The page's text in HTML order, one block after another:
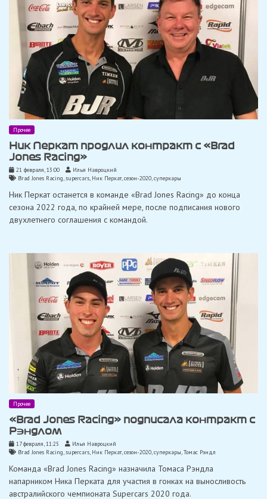
Прочее
Ник Перкат продлил контракт с «Brad
Jones Racing»
21 февраля, 13:00
Илья Навроцкий
Brad Jones Racing,supercars, Ник Перкат,сезон-2020,суперкары
Ник Перкат останется в команде «Brad Jones Racing» до конца
сезона 2022 года, по крайней мере, после подписания нового
двухлетнего соглашения с командой.
Прочее
«Brad Jones Racing» подписала контракт с
Рэндлом
17 февраля, 11:25
Илья Навроцкий
Brad Jones Racing,supercars, Ник Перкат,сезон-2020,суперкары,Томас Рэндл
Команда «Brad Jones Racing» назначила Томаса Рэндла
напарником Ника Перката для участия в гонках на выносливость
австралийского чемпионата Supercars 2020 года.